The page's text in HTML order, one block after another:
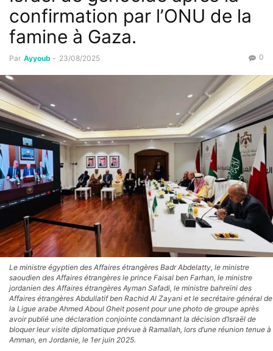
confirmation par l’ONU de la
famine à Gaza.
Par Ayyoub - 23/08/2025 0
Le ministre égyptien des Affaires étrangères Badr Abdelatty, le ministre
saoudien des Affaires étrangères le prince Faisal ben Farhan, le ministre
jordanien des Affaires étrangères Ayman Safadi, le ministre bahreïni des
Affaires étrangères Abdullatif ben Rachid Al Zayani et le secrétaire général de
la Ligue arabe Ahmed Aboul Gheit posent pour une photo de groupe après
avoir publié une déclaration conjointe condamnant la décision d’Israël de
bloquer leur visite diplomatique prévue à Ramallah, lors d’une réunion tenue à
Amman, en Jordanie, le 1er juin 2025.